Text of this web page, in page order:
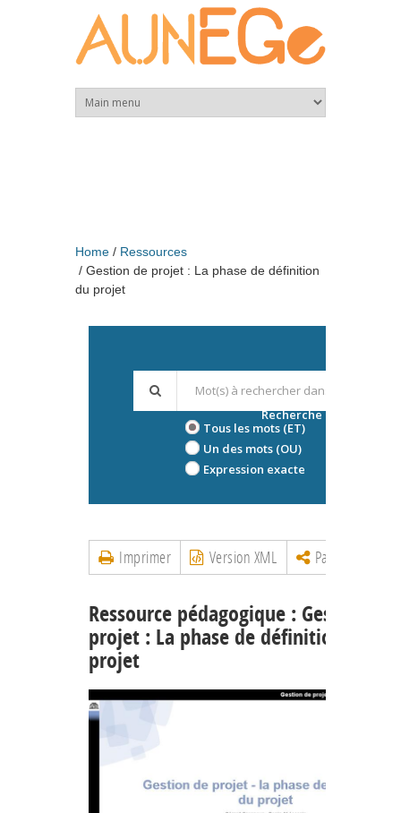
Home
Ressources
Gestion de projet : La phase de définition
du projet
Tous les mots (ET)
Un des mots (OU)
Expression exacte
Recherche avancée
Imprimer Version XML Partager
Ressource pédagogique : Gestion de
projet : La phase de définition du
projet